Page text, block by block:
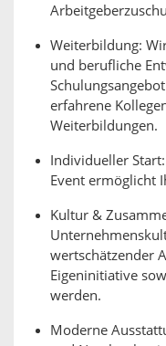
Weiterbildung:
und berufliche
erfahrene
Weiterbildungen.
Individueller
Event ermöglicht
Kultur &
wertschätzender
Eigeninitiative
werden.
Moderne